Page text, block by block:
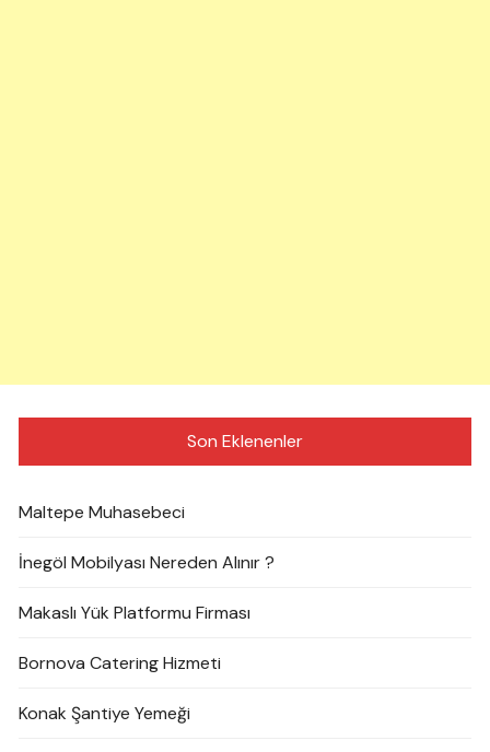
Son Eklenenler
Maltepe Muhasebeci
İnegöl Mobilyası Nereden Alınır ?
Makaslı Yük Platformu Firması
Bornova Catering Hizmeti
Konak Şantiye Yemeği